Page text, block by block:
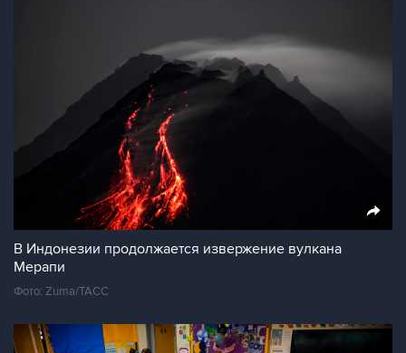
В Индонезии продолжается извержение вулкана
Мерапи
Фото: Zuma/ТАСС